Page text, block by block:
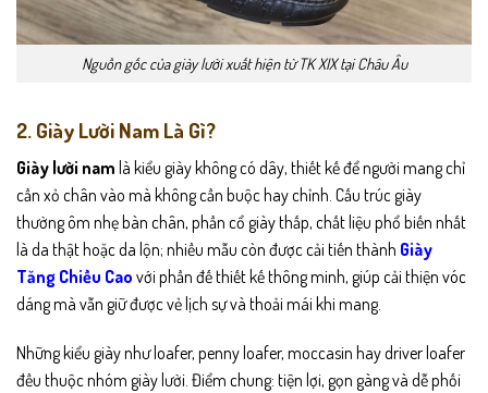
Nguồn gốc của giày lười xuất hiện từ TK XIX tại Châu Âu
2. Giày Lười Nam Là Gì?
Giày lười nam là kiểu giày không có dây, thiết kế để người mang chỉ
cần xỏ chân vào mà không cần buộc hay chỉnh. Cấu trúc giày
thường ôm nhẹ bàn chân, phần cổ giày thấp, chất liệu phổ biến nhất
là da thật hoặc da lộn; nhiều mẫu còn được cải tiến thành Giày
Tăng Chiều Cao với phần đế thiết kế thông minh, giúp cải thiện vóc
dáng mà vẫn giữ được vẻ lịch sự và thoải mái khi mang.
Những kiểu giày như loafer, penny loafer, moccasin hay driver loafer
đều thuộc nhóm giày lười. Điểm chung: tiện lợi, gọn gàng và dễ phối